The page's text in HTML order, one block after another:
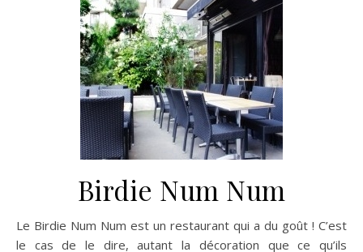
Birdie Num Num
Le Birdie Num Num est un restaurant qui a du goût ! C’est
le cas de le dire, autant la décoration que ce qu’ils